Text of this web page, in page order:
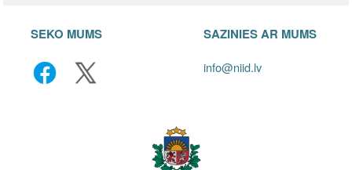
SEKO MUMS SAZINIES AR MUMS
info@niid.lv